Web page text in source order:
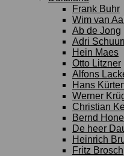
Frank Buhr
Wim van
Ab de Jong
Adri
Hein Maes
Otto Litzner
Alfons
Hans
Werner
Christian
Bernd
De heer
Heinrich
Fritz Brosch